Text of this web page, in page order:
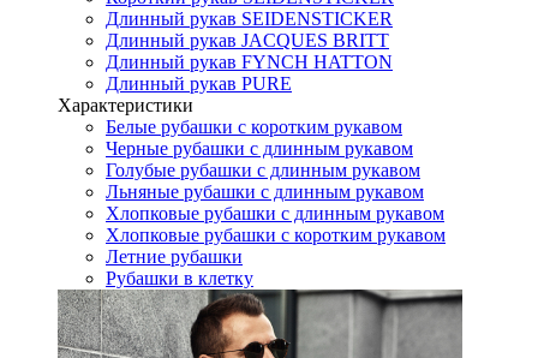
Длинный рукав SEIDENSTICKER
Длинный рукав JAСQUES BRITT
Длинный рукав FYNCH HATTON
Длинный рукав PURE
Характеристики
Белые рубашки с коротким рукавом
Черные рубашки с длинным рукавом
Голубые рубашки с длинным рукавом
Льняные рубашки с длинным рукавом
Хлопковые рубашки с длинным рукавом
Хлопковые рубашки с коротким рукавом
Летние рубашки
Рубашки в клетку